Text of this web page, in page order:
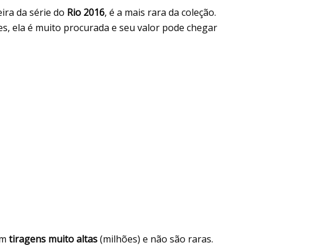
da série do Rio 2016, é a mais rara da coleção.
ela é muito procurada e seu valor pode chegar
tiragens muito altas(milhões) e não são raras.